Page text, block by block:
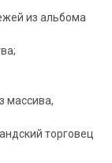
из альбома
массива,
торговец